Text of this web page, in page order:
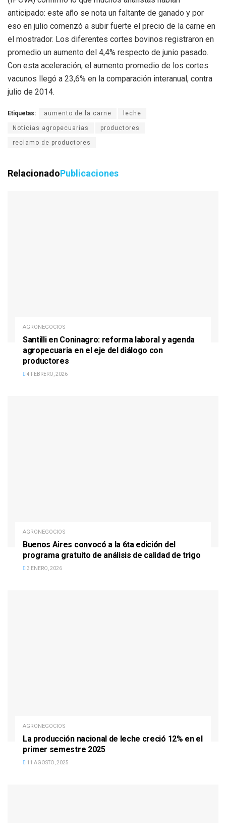
anticipado: este año se nota un faltante de ganado y por
eso en julio comenzó a subir fuerte el precio de la carne en
el mostrador. Los diferentes cortes bovinos registraron en
promedio un aumento del 4,4% respecto de junio pasado.
Con esta aceleración, el aumento promedio de los cortes
vacunos llegó a 23,6% en la comparación interanual, contra
julio de 2014.
Etiquetas: aumento de la carne leche
Noticias agropecuarias productores
reclamo de productores
RelacionadoPublicaciones
AGRONEGOCIOS
Santilli en Coninagro: reforma laboral y agenda
agropecuaria en el eje del diálogo con
productores
4 FEBRERO, 2026
AGRONEGOCIOS
Buenos Aires convocó a la 6ta edición del
programa gratuito de análisis de calidad de trigo
3 ENERO, 2026
AGRONEGOCIOS
La producción nacional de leche creció 12% en el
primer semestre 2025
11 AGOSTO, 2025